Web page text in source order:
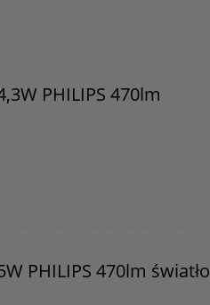
PHILIPS 470lm
PHILIPS 470lm światło